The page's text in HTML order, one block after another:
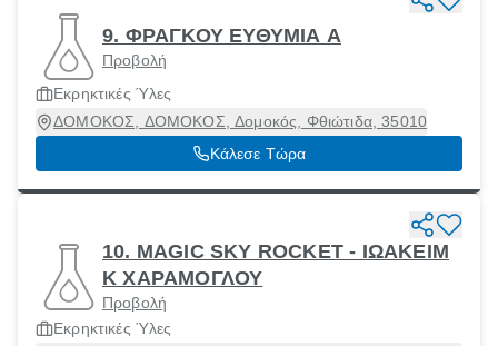
9. ΦΡΑΓΚΟΥ ΕΥΘΥΜΙΑ Α
Προβολή
Εκρηκτικές Ύλες
ΔΟΜΟΚΟΣ, ΔΟΜΟΚΟΣ, Δομοκός, Φθιώτιδα, 35010
Κάλεσε Τώρα
10. MAGIC SKY ROCKET - ΙΩΑΚΕΙΜ
Κ ΧΑΡΑΜΟΓΛΟΥ
Προβολή
Εκρηκτικές Ύλες